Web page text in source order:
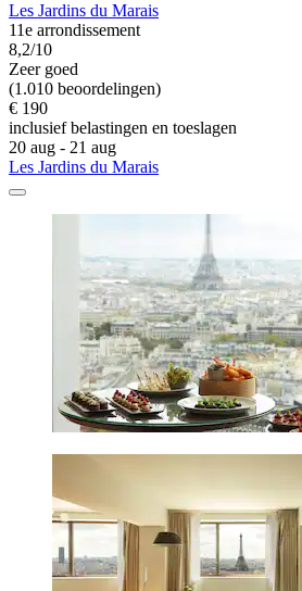
Les Jardins du Marais
11e arrondissement
8,2/10
Zeer goed
(1.010 beoordelingen)
€ 190
inclusief belastingen en toeslagen
20 aug - 21 aug
Les Jardins du Marais